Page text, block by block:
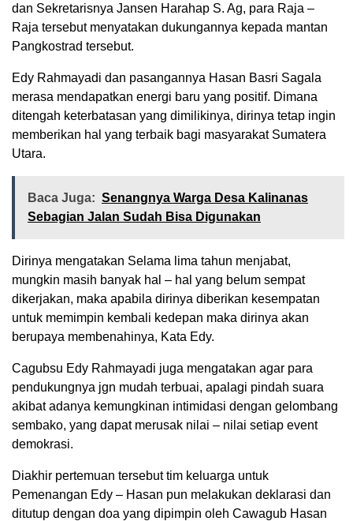
dan Sekretarisnya Jansen Harahap S. Ag, para Raja –
Raja tersebut menyatakan dukungannya kepada mantan
Pangkostrad tersebut.
Edy Rahmayadi dan pasangannya Hasan Basri Sagala
merasa mendapatkan energi baru yang positif. Dimana
ditengah keterbatasan yang dimilikinya, dirinya tetap ingin
memberikan hal yang terbaik bagi masyarakat Sumatera
Utara.
Baca Juga: Senangnya Warga Desa Kalinanas
Sebagian Jalan Sudah Bisa Digunakan
Dirinya mengatakan Selama lima tahun menjabat,
mungkin masih banyak hal – hal yang belum sempat
dikerjakan, maka apabila dirinya diberikan kesempatan
untuk memimpin kembali kedepan maka dirinya akan
berupaya membenahinya, Kata Edy.
Cagubsu Edy Rahmayadi juga mengatakan agar para
pendukungnya jgn mudah terbuai, apalagi pindah suara
akibat adanya kemungkinan intimidasi dengan gelombang
sembako, yang dapat merusak nilai – nilai setiap event
demokrasi.
Diakhir pertemuan tersebut tim keluarga untuk
Pemenangan Edy – Hasan pun melakukan deklarasi dan
ditutup dengan doa yang dipimpin oleh Cawagub Hasan